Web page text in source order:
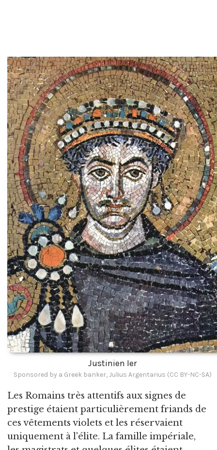
Justinien Ier
Sponsored by a Greek banker, Julius Argentarius (CC BY-NC-SA)
Les Romains très attentifs aux signes de
prestige étaient particulièrement friands de
ces vêtements violets et les réservaient
uniquement à l'élite. La famille impériale,